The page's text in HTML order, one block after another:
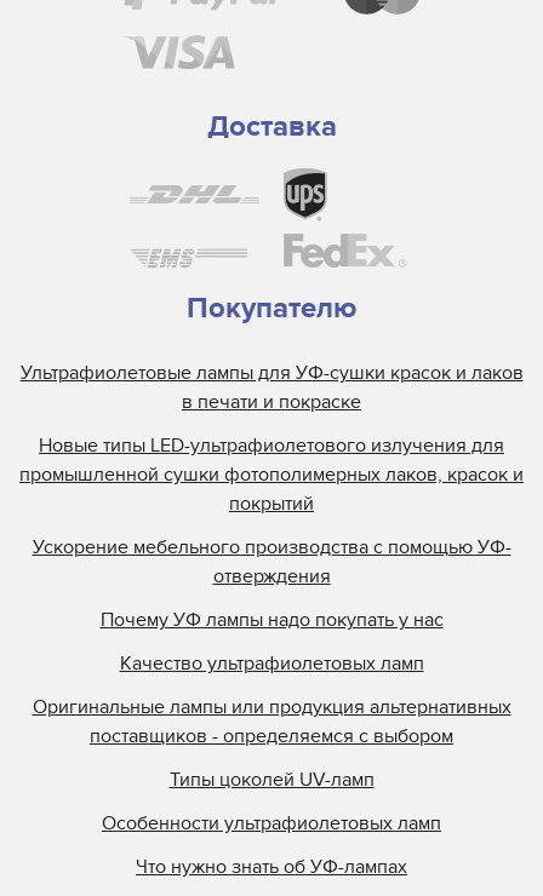
Доставка
Покупателю
Ультрафиолетовые лампы для УФ-сушки красок и лаков
в печати и покраске
Новые типы LED-ультрафиолетового излучения для
промышленной сушки фотополимерных лаков, красок и
покрытий
Ускорение мебельного производства с помощью УФ-
отверждения
Почему УФ лампы надо покупать у нас
Качество ультрафиолетовых ламп
Оригинальные лампы или продукция альтернативных
поставщиков - определяемся с выбором
Типы цоколей UV-ламп
Особенности ультрафиолетовых ламп
Что нужно знать об УФ-лампах